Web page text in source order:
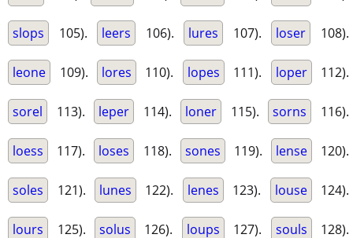
slops 105). leers 106). lures 107). loser 108).
leone 109). lores 110). lopes 111). loper 112).
sorel 113). leper 114). loner 115). sorns 116).
loess 117). loses 118). sones 119). lense 120).
soles 121). lunes 122). lenes 123). louse 124).
lours 125). solus 126). loups 127). souls 128).